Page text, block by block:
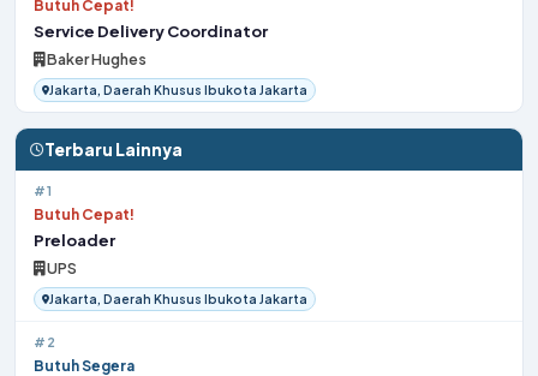
Butuh Cepat!
Service Delivery Coordinator
Baker Hughes
Jakarta, Daerah Khusus Ibukota Jakarta
Terbaru Lainnya
#1
Butuh Cepat!
Preloader
UPS
Jakarta, Daerah Khusus Ibukota Jakarta
#2
Butuh Segera